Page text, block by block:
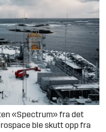
«Spectrum» fra det
ble skutt opp fra